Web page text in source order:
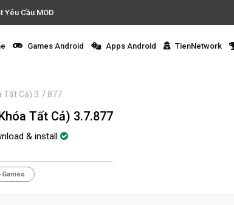
Yêu Cầu MOD
Games Android Apps Android TienNetwork
Tất Cả) 3.7.877
Tất Cả) 3.7.877
& install
Games